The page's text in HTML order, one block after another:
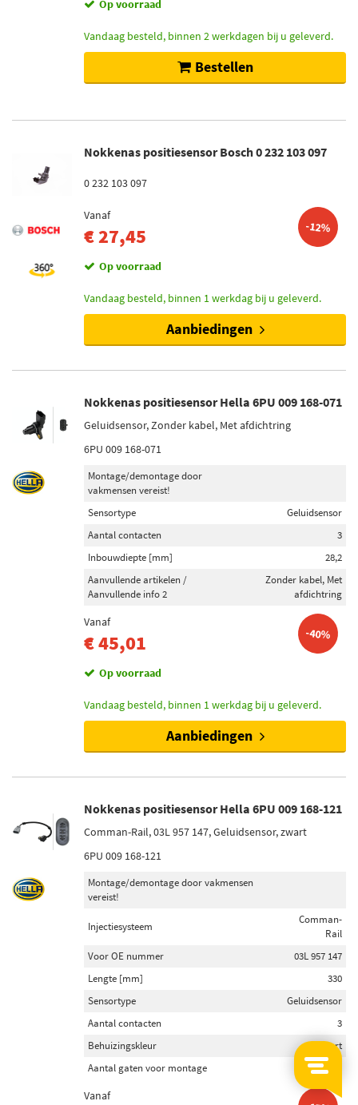
Op voorraad
Vandaag besteld, binnen 2 werkdagen bij u geleverd.
Bestellen
Nokkenas positiesensor Bosch 0 232 103 097
0 232 103 097
Vanaf
€ 27,45 -12%
Op voorraad
Vandaag besteld, binnen 1 werkdag bij u geleverd.
Aanbiedingen
Nokkenas positiesensor Hella 6PU 009 168-071
Geluidsensor, Zonder kabel, Met afdichtring
6PU 009 168-071
Montage/demontage door
vakmensen vereist!
Sensortype
Geluidsensor
Aantal contacten
3
Inbouwdiepte [mm]
28,2
Aanvullende artikelen /
Aanvullende info 2
Zonder kabel, Met
afdichtring
Vanaf
€ 45,01 -40%
Op voorraad
Vandaag besteld, binnen 1 werkdag bij u geleverd.
Aanbiedingen
Nokkenas positiesensor Hella 6PU 009 168-121
Comman-Rail, 03L 957 147, Geluidsensor, zwart
6PU 009 168-121
Montage/demontage door vakmensen
vereist!
Injectiesysteem
Comman-
Rail
Voor OE nummer
03L 957 147
Lengte [mm]
330
Sensortype
Geluidsensor
Aantal contacten
3
Behuizingskleur
Zwart
Aantal gaten voor montage
Vanaf